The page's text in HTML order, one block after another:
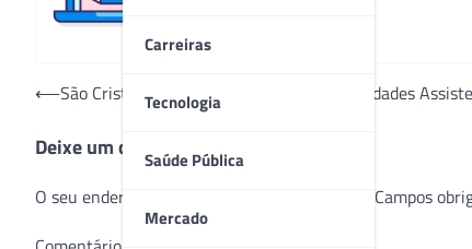
Carreiras
Tecnologia
Saúde Pública
Mercado
Navegação
Post
⟵São Cristóvão Saúde reestrutura duas Unidades
Deixe um comentário
O seu endereço de e-mail não será publicado. Campos